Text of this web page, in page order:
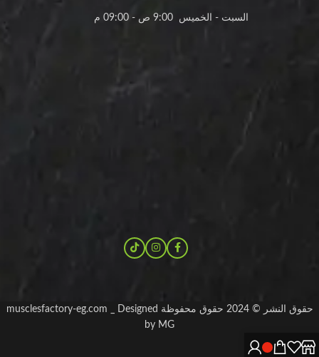
السبت - الخميس 9:00 ص - 09:00 م
حقوق النشر © 2024 حقوق محفوظة musclesfactory-eg.com _ Designed
by MG